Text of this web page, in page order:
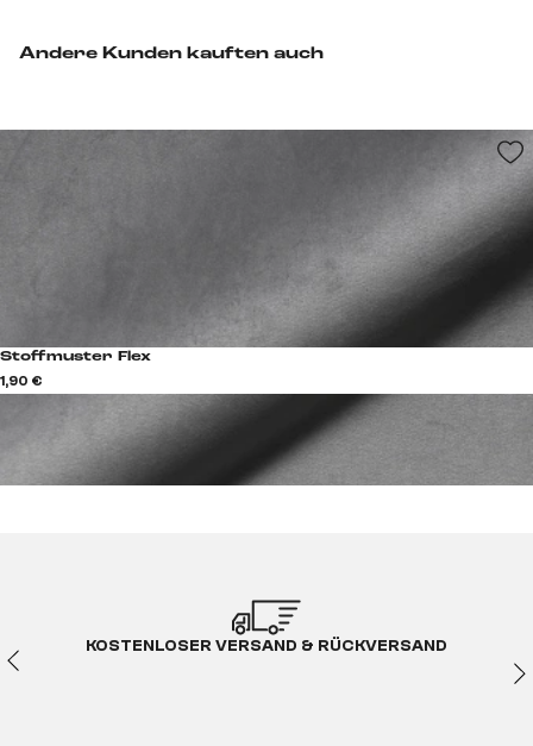
Andere Kunden kauften auch
Stoffmuster Flex
1,90 €
KOSTENLOSER VERSAND & RÜCKVERSAND